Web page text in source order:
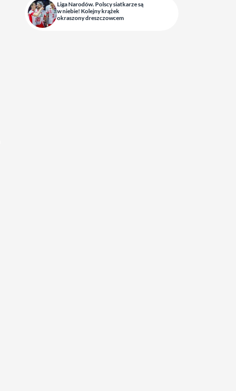
Liga Narodów. Polscy siatkarze są
w niebie! Kolejny krążek
okraszony dreszczowcem